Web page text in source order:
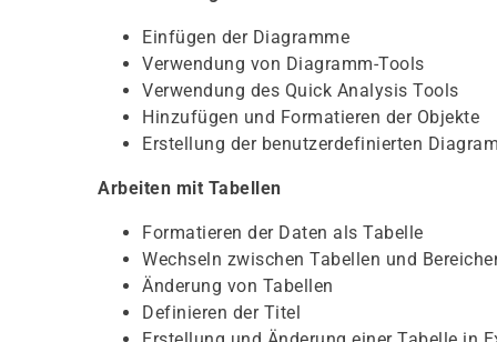
Einfügen der Diagramme
Verwendung von Diagramm-Tools
Verwendung des Quick Analysis Tools
Hinzufügen und Formatieren der Objekte
Erstellung der benutzerdefinierten
Arbeiten mit Tabellen
Formatieren der Daten als Tabelle
Wechseln zwischen Tabellen und
Änderung von Tabellen
Definieren der Titel